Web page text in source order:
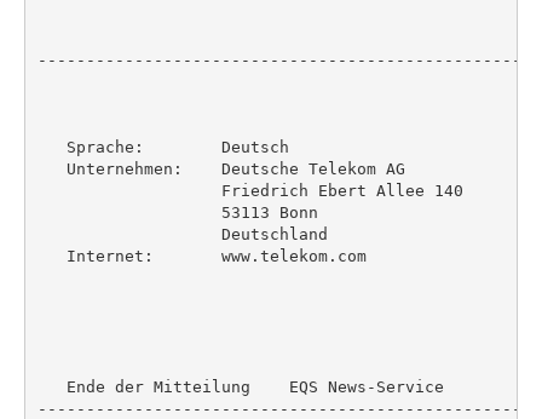
   Sprache:        Deutsch
   Unternehmen:    Deutsche Telekom AG
                   Friedrich Ebert Allee 140
                   53113 Bonn
                   Deutschland
   Internet:       www.telekom.com
   Ende der Mitteilung    EQS News-Service